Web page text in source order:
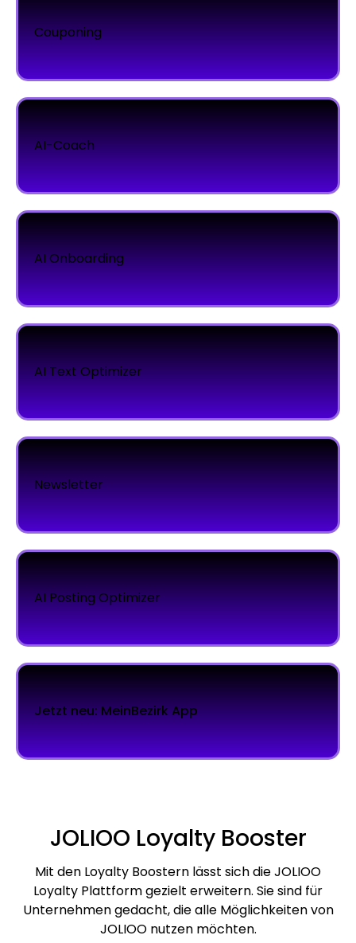
Couponing
AI-Coach
AI Onboarding
AI Text Optimizer
Newsletter
AI Posting Optimizer
Jetzt neu: MeinBezirk App
JOLIOO Loyalty Booster
Mit den Loyalty Boostern lässt sich die JOLIOO
Loyalty Plattform gezielt erweitern. Sie sind für
Unternehmen gedacht, die alle Möglichkeiten von
JOLIOO nutzen möchten.